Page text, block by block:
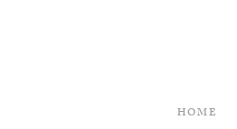
H O M E